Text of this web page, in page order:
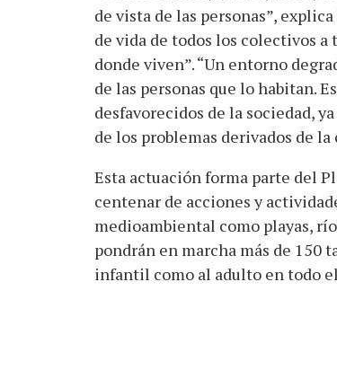
de vista de las personas”,
de vida de todos los colectivos
donde viven”. “Un entorno
de las personas que lo habitan.
desfavorecidos de la sociedad,
de los problemas derivados de
Esta actuación forma parte del
centenar de acciones y
medioambiental como playas,
pondrán en marcha más de
infantil como al adulto en todo